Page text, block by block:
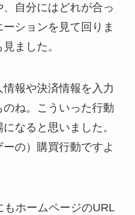
自分にはどれが合っ
ションを見て回りま
ました。
報や決済情報を入力
ね。こういった行動
なると思いました。
の）購買行動ですよ
ホームページのURL